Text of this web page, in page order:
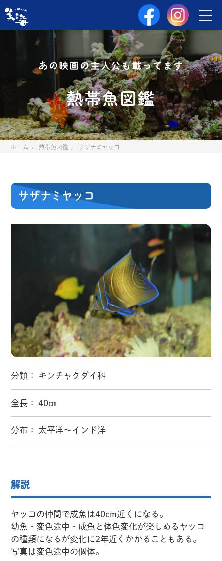
あの映画の主人公も載ってます
熱帯魚図鑑
ホーム 熱帯魚図鑑 サザナミヤッコ
サザナミヤッコ
分類： キンチャクダイ科
全長： 40㎝
分布： 太平洋～インド洋
解説
ヤッコの仲間で成魚は40cm近くになる。
幼魚・変色途中・成魚と体色変化が楽しめるヤッコ
の種類になるが変化に2年近くかかることもある。
写真は変色途中の個体。